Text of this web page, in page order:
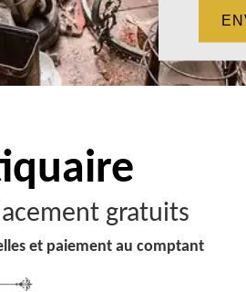
gratuits
et paiement au comptant